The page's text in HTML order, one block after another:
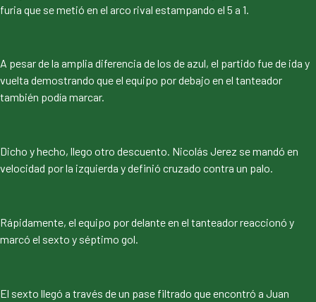
furia que se metió en el arco rival estampando el 5 a 1.
A pesar de la amplia diferencia de los de azul, el partido fue de ida y
vuelta demostrando que el equipo por debajo en el tanteador
también podía marcar.
Dicho y hecho, llego otro descuento. Nicolás Jerez se mandó en
velocidad por la izquierda y definió cruzado contra un palo.
Rápidamente, el equipo por delante en el tanteador reaccionó y
marcó el sexto y séptimo gol.
El sexto llegó a través de un pase filtrado que encontró a Juan